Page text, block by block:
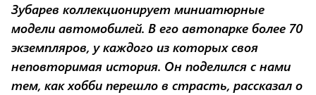
Зубарев коллекционирует миниатюрные
модели автомобилей. В его автопарке более 70
экземпляров, у каждого из которых своя
неповторимая история. Он поделился с нами
тем, как хобби перешло в страсть, рассказал о